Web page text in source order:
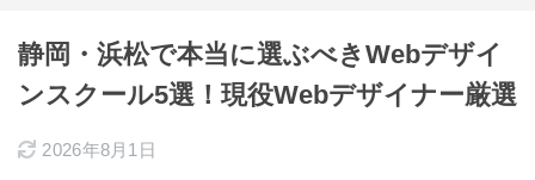
静岡・浜松で本当に選ぶべきWebデザイ
ンスクール5選！現役Webデザイナー厳選
2026年8月1日